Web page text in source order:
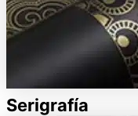
Serigrafía